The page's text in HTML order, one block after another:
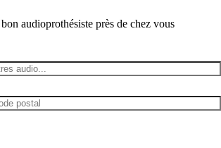
audioprothésiste près de chez vous